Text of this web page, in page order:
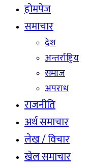
होमपेज
समाचार
देश
अन्तर्राष्ट्रिय
समाज
अपराध
राजनीति
अर्थ समाचार
लेख / विचार
खेल समाचार